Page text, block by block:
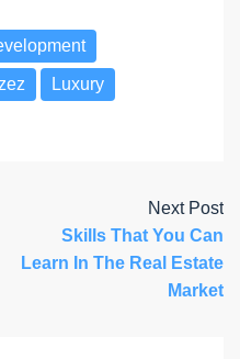
Luxury
Next Post
Skills That You Can
Learn In The Real Estate
Market